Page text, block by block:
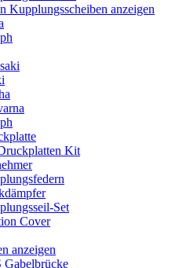
Kupplungsscheiben anzeigen
Kit
Set
Cover
anzeigen